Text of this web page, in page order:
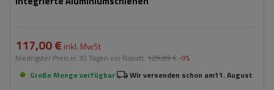
117,00 € inkl. MwSt
Niedrigster Preis in 30 Tagen vor Rabatt: 129,99 € -9%
Große Menge verfügbar
Wir versenden schon am11. August